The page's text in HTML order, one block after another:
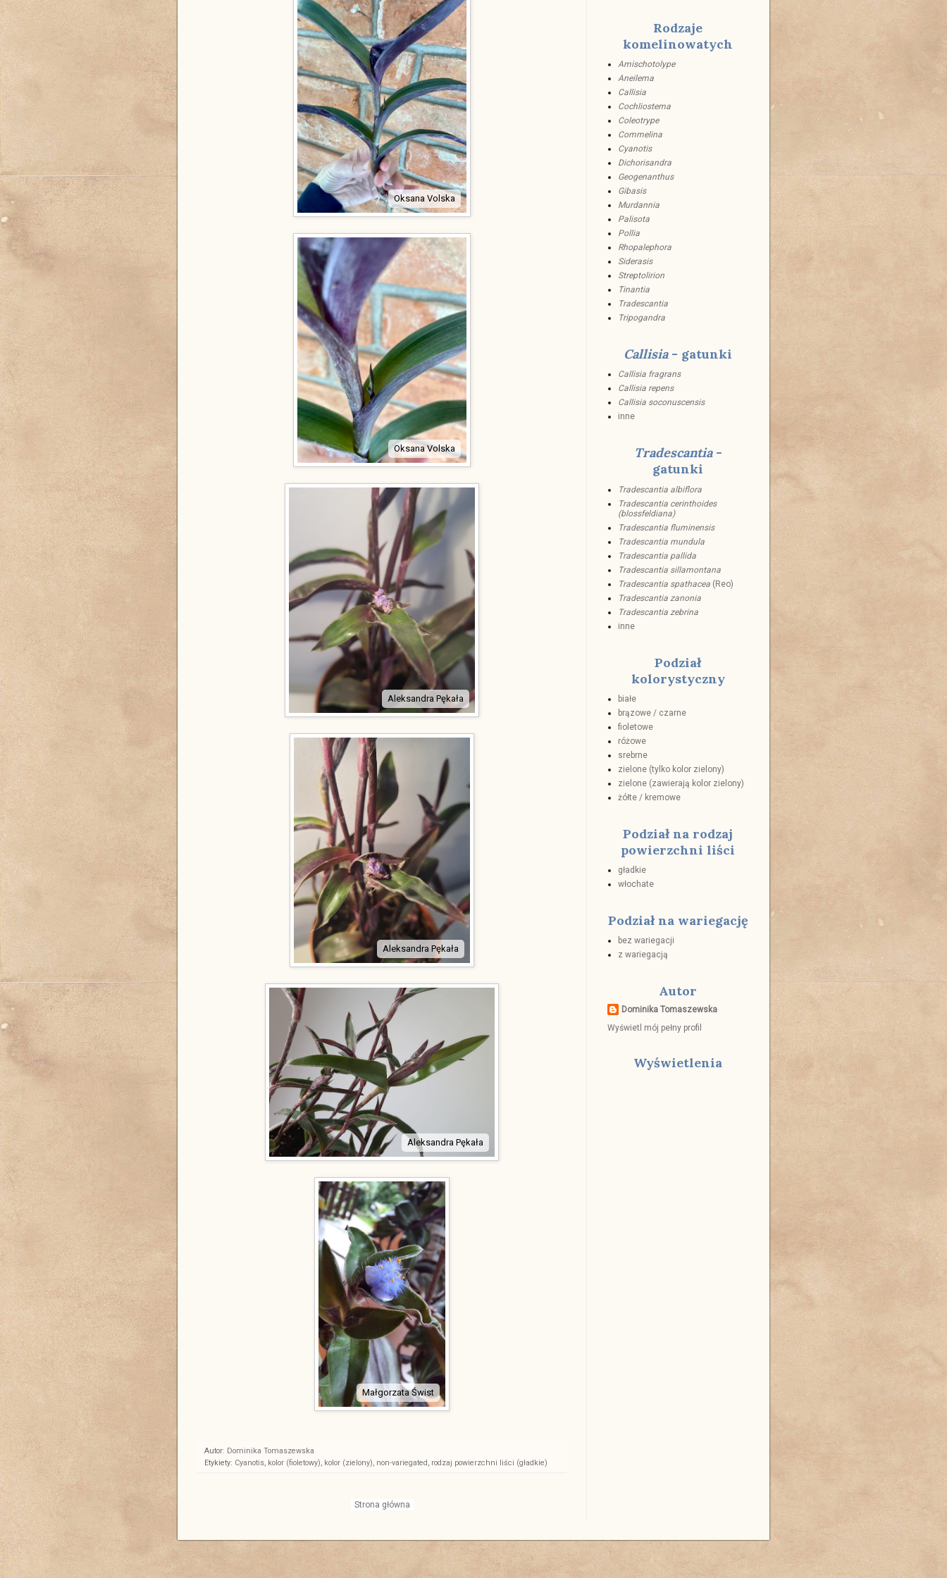
Oksana Volska
Oksana Volska
Aleksandra Pękała
Aleksandra Pękała
Aleksandra Pękała
Małgorzata Świst
Autor: Dominika Tomaszewska
Etykiety: Cyanotis, kolor (fioletowy), kolor (zielony), non-variegated, rodzaj powierzchni liści (gładkie)
Strona główna
Rodzaje
komelinowatych
Amischotolype
Aneilema
Callisia
Cochliostema
Coleotrype
Commelina
Cyanotis
Dichorisandra
Geogenanthus
Gibasis
Murdannia
Palisota
Pollia
Rhopalephora
Siderasis
Streptolirion
Tinantia
Tradescantia
Tripogandra
Callisia- gatunki
Callisia fragrans
Callisia repens
Callisia soconuscensis
inne
Tradescantia-
gatunki
Tradescantia albiflora
Tradescantia cerinthoides
(blossfeldiana)
Tradescantia fluminensis
Tradescantia mundula
Tradescantia pallida
Tradescantia sillamontana
Tradescantia spathacea (Reo)
Tradescantia zanonia
Tradescantia zebrina
inne
Podział
kolorystyczny
białe
brązowe / czarne
fioletowe
różowe
srebrne
zielone (tylko kolor zielony)
zielone (zawierają kolor zielony)
żółte / kremowe
Podział na rodzaj
powierzchni liści
gładkie
włochate
Podział na wariegację
bez wariegacji
z wariegacją
Autor
Dominika Tomaszewska
Wyświetl mój pełny profil
Wyświetlenia